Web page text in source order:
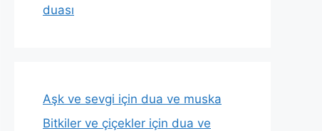
duası
Aşk ve sevgi için dua ve muska
Bitkiler ve çiçekler için dua ve